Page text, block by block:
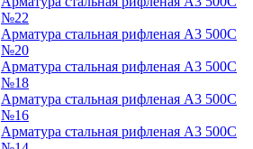
№22
Арматура стальная рифленая А3 500С
№20
Арматура стальная рифленая А3 500С
№18
Арматура стальная рифленая А3 500С
№16
Арматура стальная рифленая А3 500С